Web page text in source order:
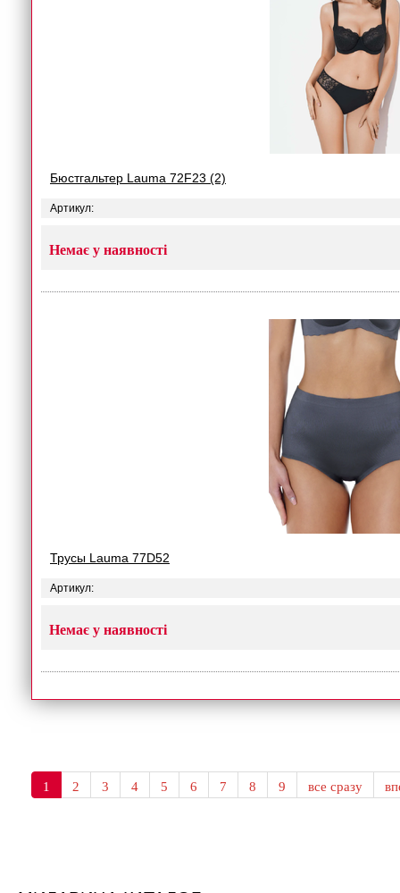
Бюстгальтер Lauma 72F23 (2)
Артикул:
Немає у наявності
Трусы Lauma 77D52
Артикул:
Немає у наявності
1 2 3 4 5 6 7 8 9 все сразу